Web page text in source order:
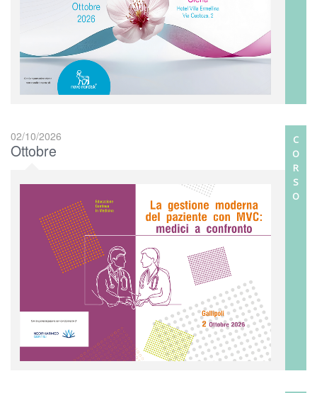
02/10/2026
Ottobre
C
O
R
S
O